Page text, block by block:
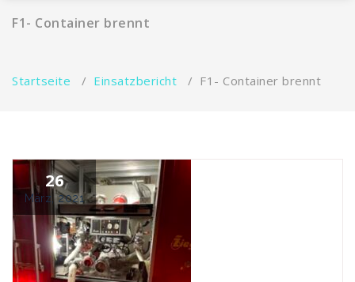
F1- Container brennt
Startseite / Einsatzbericht / F1- Container brennt
26
März, 2021